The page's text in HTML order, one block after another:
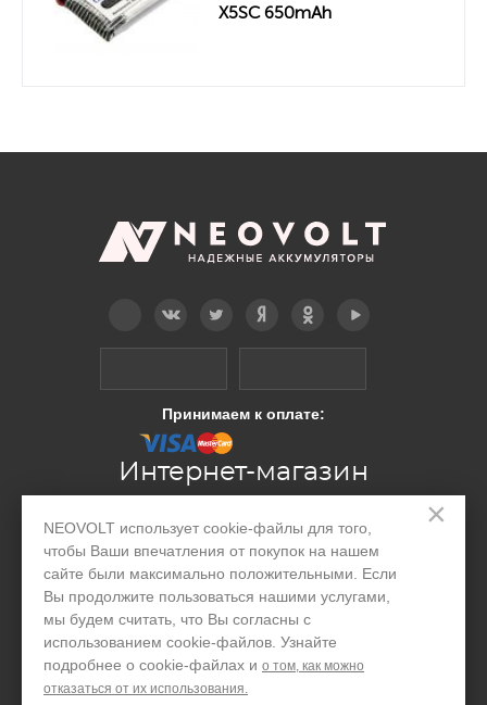
×
NEOVOLT использует cookie-файлы для того,
чтобы Ваши впечатления от покупок на нашем
сайте были максимально положительными. Если
Вы продолжите пользоваться нашими услугами,
мы будем считать, что Вы согласны с
использованием cookie-файлов. Узнайте
подробнее о cookie-файлах и о том, как можно
отказаться от их использования.
X5SC 650mAh
Принимаем к оплате:
Интернет-магазин
Производство
Организациям
Акции и скидки
Контакты